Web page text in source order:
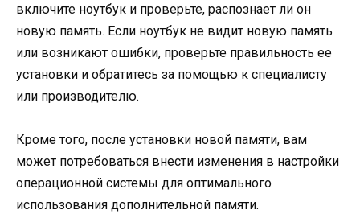
включите ноутбук и проверьте, распознает ли он
новую память. Если ноутбук не видит новую память
или возникают ошибки, проверьте правильность ее
установки и обратитесь за помощью к специалисту
или производителю.
Кроме того, после установки новой памяти, вам
может потребоваться внести изменения в настройки
операционной системы для оптимального
использования дополнительной памяти.